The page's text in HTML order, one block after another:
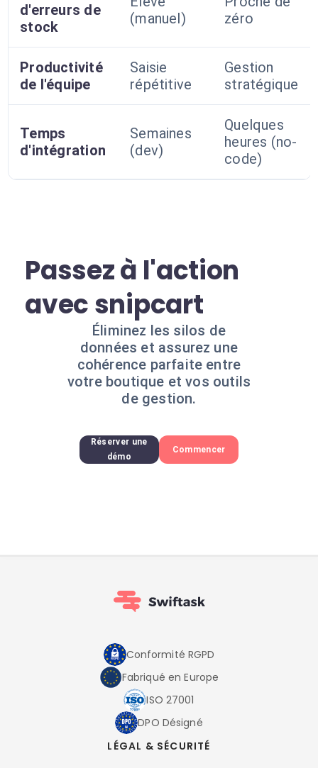
d'erreurs de
stock
(manuel)
zéro
Productivité
de l'équipe
Saisie
répétitive
Gestion
stratégique
Temps
d'intégration
Semaines
(dev)
Quelques
heures (no-
code)
Passez à l'action
avec snipcart
Éliminez les silos de
données et assurez une
cohérence parfaite entre
votre boutique et vos outils
de gestion.
Réserver une
démo
Commencer
Conformité RGPD
Fabriqué en Europe
ISO 27001
DPO Désigné
LÉGAL & SÉCURITÉ